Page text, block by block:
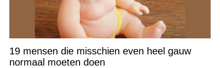
19 mensen die misschien even heel gauw
normaal moeten doen